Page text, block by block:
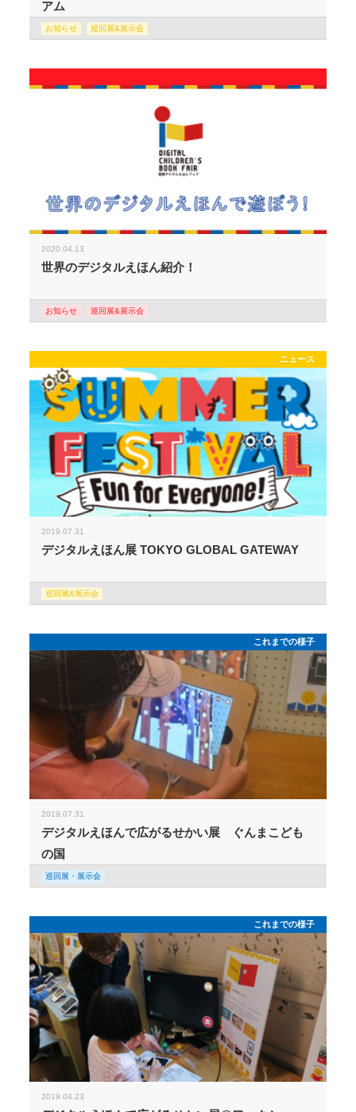
アム
お知らせ 巡回展&展示会
2020.04.13
世界のデジタルえほん紹介！
お知らせ 巡回展&展示会
ニュース
2019.07.31
デジタルえほん展 TOKYO GLOBAL GATEWAY
巡回展&展示会
これまでの様子
2019.07.31
デジタルえほんで広がるせかい展 ぐんまこども
の国
巡回展・展示会
これまでの様子
2019.04.23